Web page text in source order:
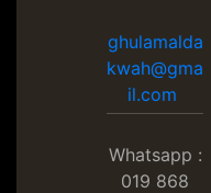
ghulamalda
kwah@gma
il.com
Whatsapp :
019 868